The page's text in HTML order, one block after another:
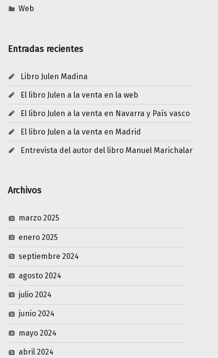
Web
Entradas recientes
Libro Julen Madina
El libro Julen a la venta en la web
El libro Julen a la venta en Navarra y País vasco
El libro Julen a la venta en Madrid
Entrevista del autor del libro Manuel Marichalar
Archivos
marzo 2025
enero 2025
septiembre 2024
agosto 2024
julio 2024
junio 2024
mayo 2024
abril 2024